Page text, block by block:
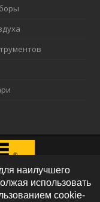
наилучшего
использовать
cookie-